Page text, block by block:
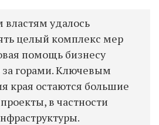
властям удалось
целый комплекс мер
помощь бизнесу
за горами. Ключевым
края остаются большие
в частности